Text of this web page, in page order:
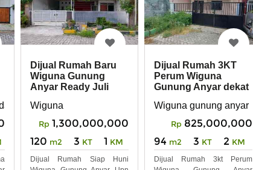
2 Gunung Anyar Rungkut Surabaya Timur
Dijual Rumah Baru
Wiguna Gunung
Anyar Ready Juli
REV.A503
Wiguna
Rp 1,300,000,000
120 m2 3 KT 1 KM
Dijual Rumah Siap Huni
Dijual Rumah 3KT
Perum Wiguna
Gunung Anyar dekat
Wiguna gunung anyar
Rp 825,000,000
94 m2 3 KT 2 KM
Dijual Rumah 3kt Perum